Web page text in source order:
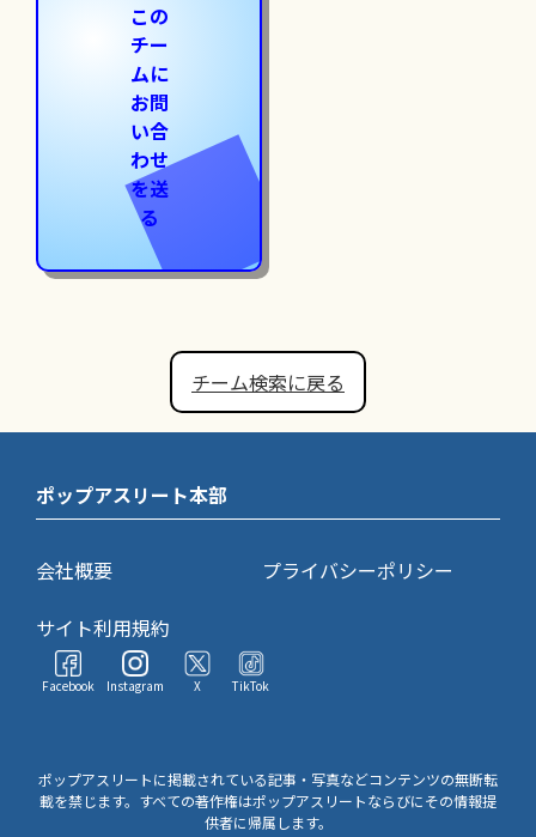
この
チー
ムに
お問
い合
わせ
を送
る
チーム検索に戻る
ポップアスリート本部
会社概要
プライバシーポリシー
サイト利用規約
Facebook Instagram X TikTok
ポップアスリートに掲載されている記事・写真などコンテンツの無断転
載を禁じます。すべての著作権はポップアスリートならびにその情報提
供者に帰属します。